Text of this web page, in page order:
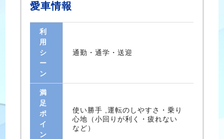
愛車情報
利
用
シ
ー
ン
通勤・通学・送迎
満
足
ポ
イ
ン
使い勝手 ,運転のしやすさ・乗り
心地（小回りが利く・疲れない
など）